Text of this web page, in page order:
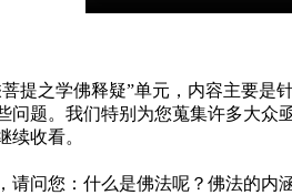
提之学佛释疑”单元，内容主要
题。我们特别为您蒐集许多大
收看。
问您：什么是佛法呢？佛法的